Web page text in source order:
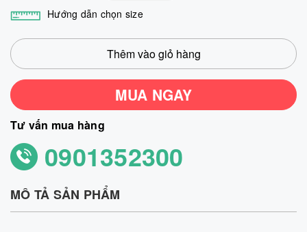
Hướng dẫn chọn size
Thêm vào giỏ hàng
MUA NGAY
Tư vấn mua hàng
0901352300
MÔ TẢ SẢN PHẨM